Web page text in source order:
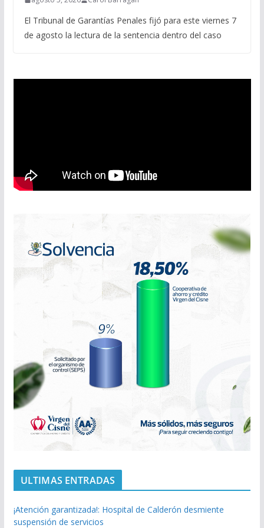
El Tribunal de Garantías Penales fijó para este viernes 7
de agosto la lectura de la sentencia dentro del caso
ULTIMAS ENTRADAS
¡Atención garantizada!: Hospital de Calderón desmiente
suspensión de servicios